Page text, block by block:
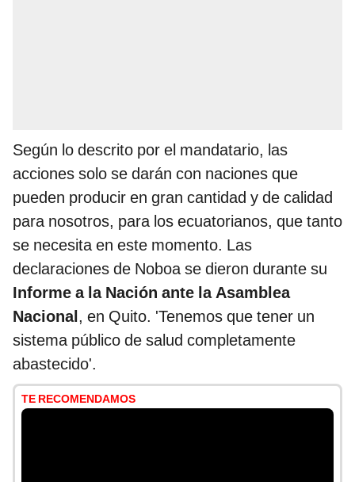
Según lo descrito por el mandatario, las
acciones solo se darán con naciones que
pueden producir en gran cantidad y de calidad
para nosotros, para los ecuatorianos, que tanto
se necesita en este momento. Las
declaraciones de Noboa se dieron durante su
Informe a la Nación ante la Asamblea
Nacional, en Quito. 'Tenemos que tener un
sistema público de salud completamente
abastecido'.
TE RECOMENDAMOS